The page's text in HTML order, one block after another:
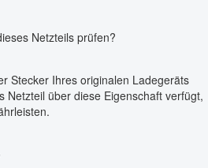
Netzteils prüfen?
Stecker Ihres originalen Ladegeräts
Netzteil über diese Eigenschaft verfügt,